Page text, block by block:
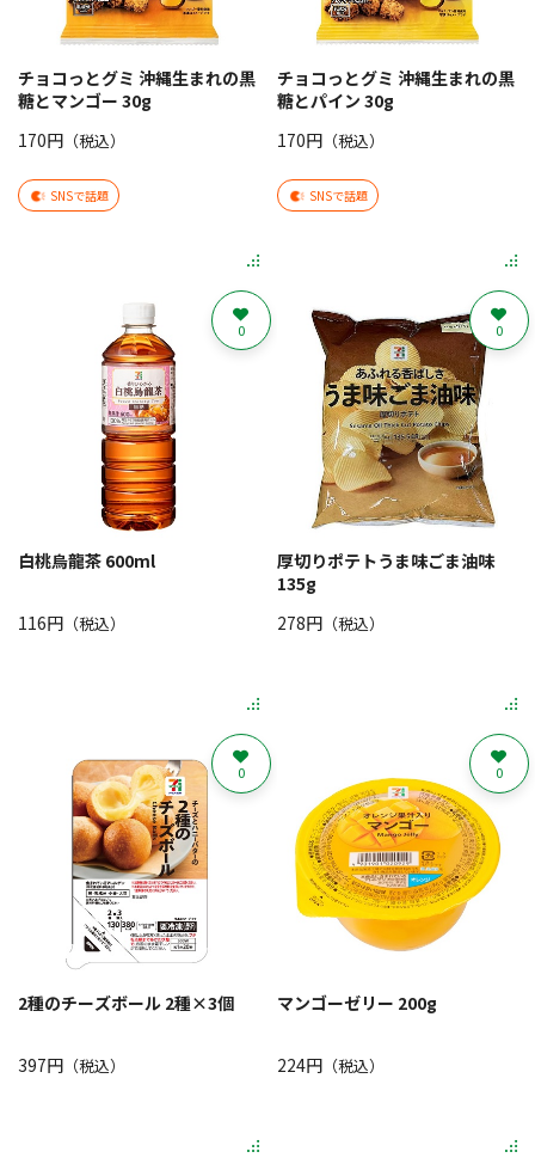
チョコっとグミ 沖縄生まれの黒
糖とマンゴー 30g
170円 （税込）
SNSで話題
チョコっとグミ 沖縄生まれの黒
糖とパイン 30g
170円（税込）
SNSで話題
白桃烏龍茶 600ml
116円 （税込）
0
厚切りポテトうま味ごま油味
135g
278円（税込）
0
2種のチーズボール 2種×3個
397円 （税込）
0
マンゴーゼリー 200g
224円（税込）
0